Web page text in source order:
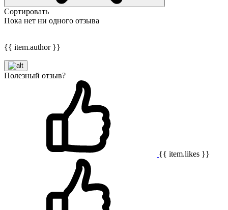
Сортировать
Пока нет ни одного отзыва
{{ item.author }}
Полезный отзыв?
{{ item.likes }}